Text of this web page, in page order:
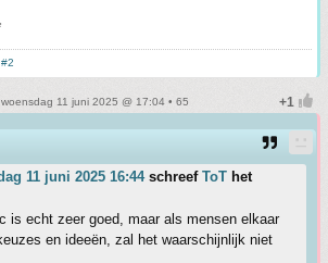
woensdag 11 juni 2025 @ 17:04 • 65
11 juni 2025 16:44schreef ToT het
is echt zeer goed, maar als mensen elkaar
en ideeën, zal het waarschijnlijk niet